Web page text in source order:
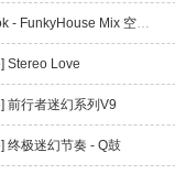
128 - ivE77 - Tik Tok - FunkyHouse Mix 空灵鼓
Stereo Love
前行者迷幻系列V9
终极迷幻节奏 - Q鼓